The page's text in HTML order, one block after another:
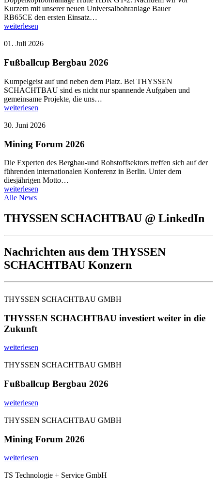
Kurzem mit unserer neuen Universalbohranlage Bauer
RB65CE den ersten Einsatz…
weiterlesen
01. Juli 2026
Fußballcup Bergbau 2026
Kumpelgeist auf und neben dem Platz. Bei THYSSEN
SCHACHTBAU sind es nicht nur spannende Aufgaben und
gemeinsame Projekte, die uns…
weiterlesen
30. Juni 2026
Mining Forum 2026
Die Experten des Bergbau-und Rohstoffsektors treffen sich auf der
führenden internationalen Konferenz in Berlin. Unter dem
diesjährigen Motto…
weiterlesen
Alle News
THYSSEN SCHACHTBAU @ LinkedIn
Nachrichten aus dem THYSSEN
SCHACHTBAU Konzern
THYSSEN SCHACHTBAU GMBH
THYSSEN SCHACHTBAU investiert weiter in die
Zukunft
weiterlesen
THYSSEN SCHACHTBAU GMBH
Fußballcup Bergbau 2026
weiterlesen
THYSSEN SCHACHTBAU GMBH
Mining Forum 2026
weiterlesen
TS Technologie + Service GmbH